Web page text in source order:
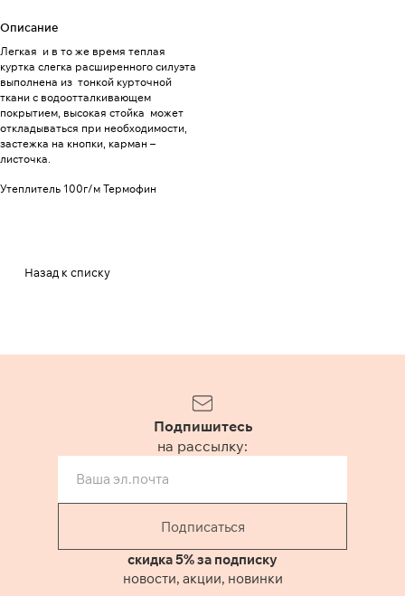
Описание
Легкая и в то же время теплая
куртка слегка расширенного силуэта
выполнена из тонкой курточной
ткани с водоотталкивающем
покрытием, высокая стойка может
откладываться при необходимости,
застежка на кнопки, карман –
листочка.
Утеплитель 100г/м Термофин
Назад к списку
Подпишитесь
на рассылку:
Подписаться
скидка 5% за подписку
новости, акции, новинки